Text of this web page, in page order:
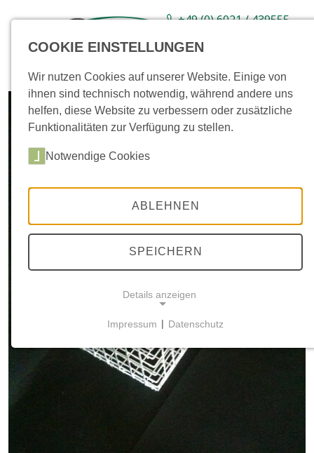
+49 (0) 6021 / 439555-
Sortiment Neuware Aktionsartikel
COOKIE EINSTELLUNGEN
Wir nutzen Cookies auf unserer Website. Einige von
ihnen sind technisch notwendig, während andere uns
helfen, diese Website zu verbessern oder zusätzliche
Funktionalitäten zur Verfügung zu stellen.
Notwendige Cookies
ABLEHNEN
SPEICHERN
Details anzeigen
Notwendige Cookies ermöglichen grundlegende
Funktionen und sind für die einwandfreie Funktion
der Website erforderlich.
Impressum | Datenschutz